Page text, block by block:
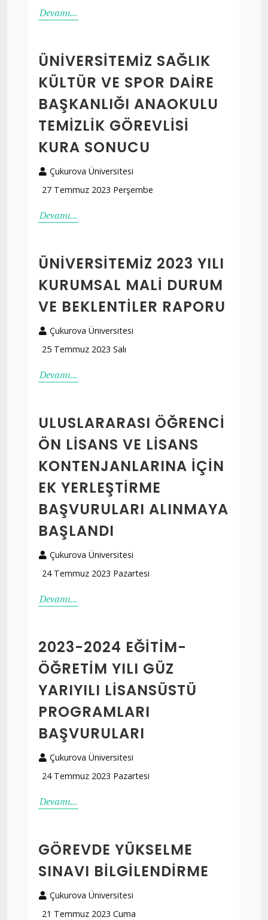
Devamı...
ÜNIVERSITEMIZ SAĞLIK
KÜLTÜR VE SPOR DAIRE
BAŞKANLIĞI ANAOKULU
TEMIZLIK GÖREVLISI
KURA SONUCU
Çukurova Üniversitesi
27 Temmuz 2023 Perşembe
Devamı...
ÜNIVERSITEMIZ 2023 YILI
KURUMSAL MALI DURUM
VE BEKLENTILER RAPORU
Çukurova Üniversitesi
25 Temmuz 2023 Salı
Devamı...
ULUSLARARASI ÖĞRENCI
ÖN LISANS VE LISANS
KONTENJANLARINA IÇIN
EK YERLEŞTIRME
BAŞVURULARI ALINMAYA
BAŞLANDI
Çukurova Üniversitesi
24 Temmuz 2023 Pazartesi
Devamı...
2023-2024 EĞITIM-
ÖĞRETIM YILI GÜZ
YARIYILI LISANSÜSTÜ
PROGRAMLARI
BAŞVURULARI
Çukurova Üniversitesi
24 Temmuz 2023 Pazartesi
Devamı...
GÖREVDE YÜKSELME
SINAVI BILGILENDIRME
Çukurova Üniversitesi
21 Temmuz 2023 Cuma